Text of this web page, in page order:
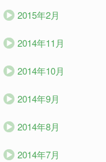
2015年2月
2014年11月
2014年10月
2014年9月
2014年8月
2014年7月